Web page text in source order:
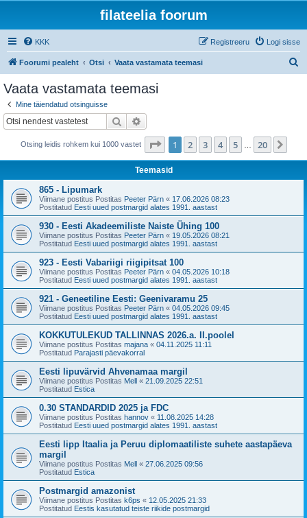
filateelia foorum
KKK Logi sisse
Registreeru
Foorumi pealeht Otsi Vaata vastamata teemasi
Vaata vastamata teemasi
Mine täiendatud otsinguisse
Otsi
Otsing leidis rohkem kui 1000 vastet 1 . leht20 -st
1 2 3 4 5 20
Teemasid
865 - Lipumark
Viimane postitus Postitas Peeter Pärn « 17.06.2026 08:23
Postitatud Eesti uued postmargid alates 1991. aastast
930 - Eesti Akadeemiliste Naiste Ühing 100
Viimane postitus Postitas Peeter Pärn « 19.05.2026 08:21
Postitatud Eesti uued postmargid alates 1991. aastast
923 - Eesti Vabariigi riigipitsat 100
Viimane postitus Postitas Peeter Pärn « 04.05.2026 10:18
Postitatud Eesti uued postmargid alates 1991. aastast
921 - Geneetiline Eesti: Geenivaramu 25
Viimane postitus Postitas Peeter Pärn « 04.05.2026 09:45
Postitatud Eesti uued postmargid alates 1991. aastast
KOKKUTULEKUD TALLINNAS 2026.a. II.poolel
Viimane postitus Postitas majana « 04.11.2025 11:11
Postitatud Parajasti päevakorral
Eesti lipuvärvid Ahvenamaa margil
Viimane postitus Postitas Mell « 21.09.2025 22:51
Postitatud Estica
0.30 STANDARDID 2025 ja FDC
Viimane postitus Postitas hannov « 11.08.2025 14:28
Postitatud Eesti uued postmargid alates 1991. aastast
Eesti lipp Itaalia ja Peruu diplomaatiliste suhete aastapäeva
margil
Viimane postitus Postitas Mell « 27.06.2025 09:56
Postitatud Estica
Postmargid amazonist
Viimane postitus Postitas k6ps « 12.05.2025 21:33
Postitatud Eestis kasutatud teiste riikide postmargid